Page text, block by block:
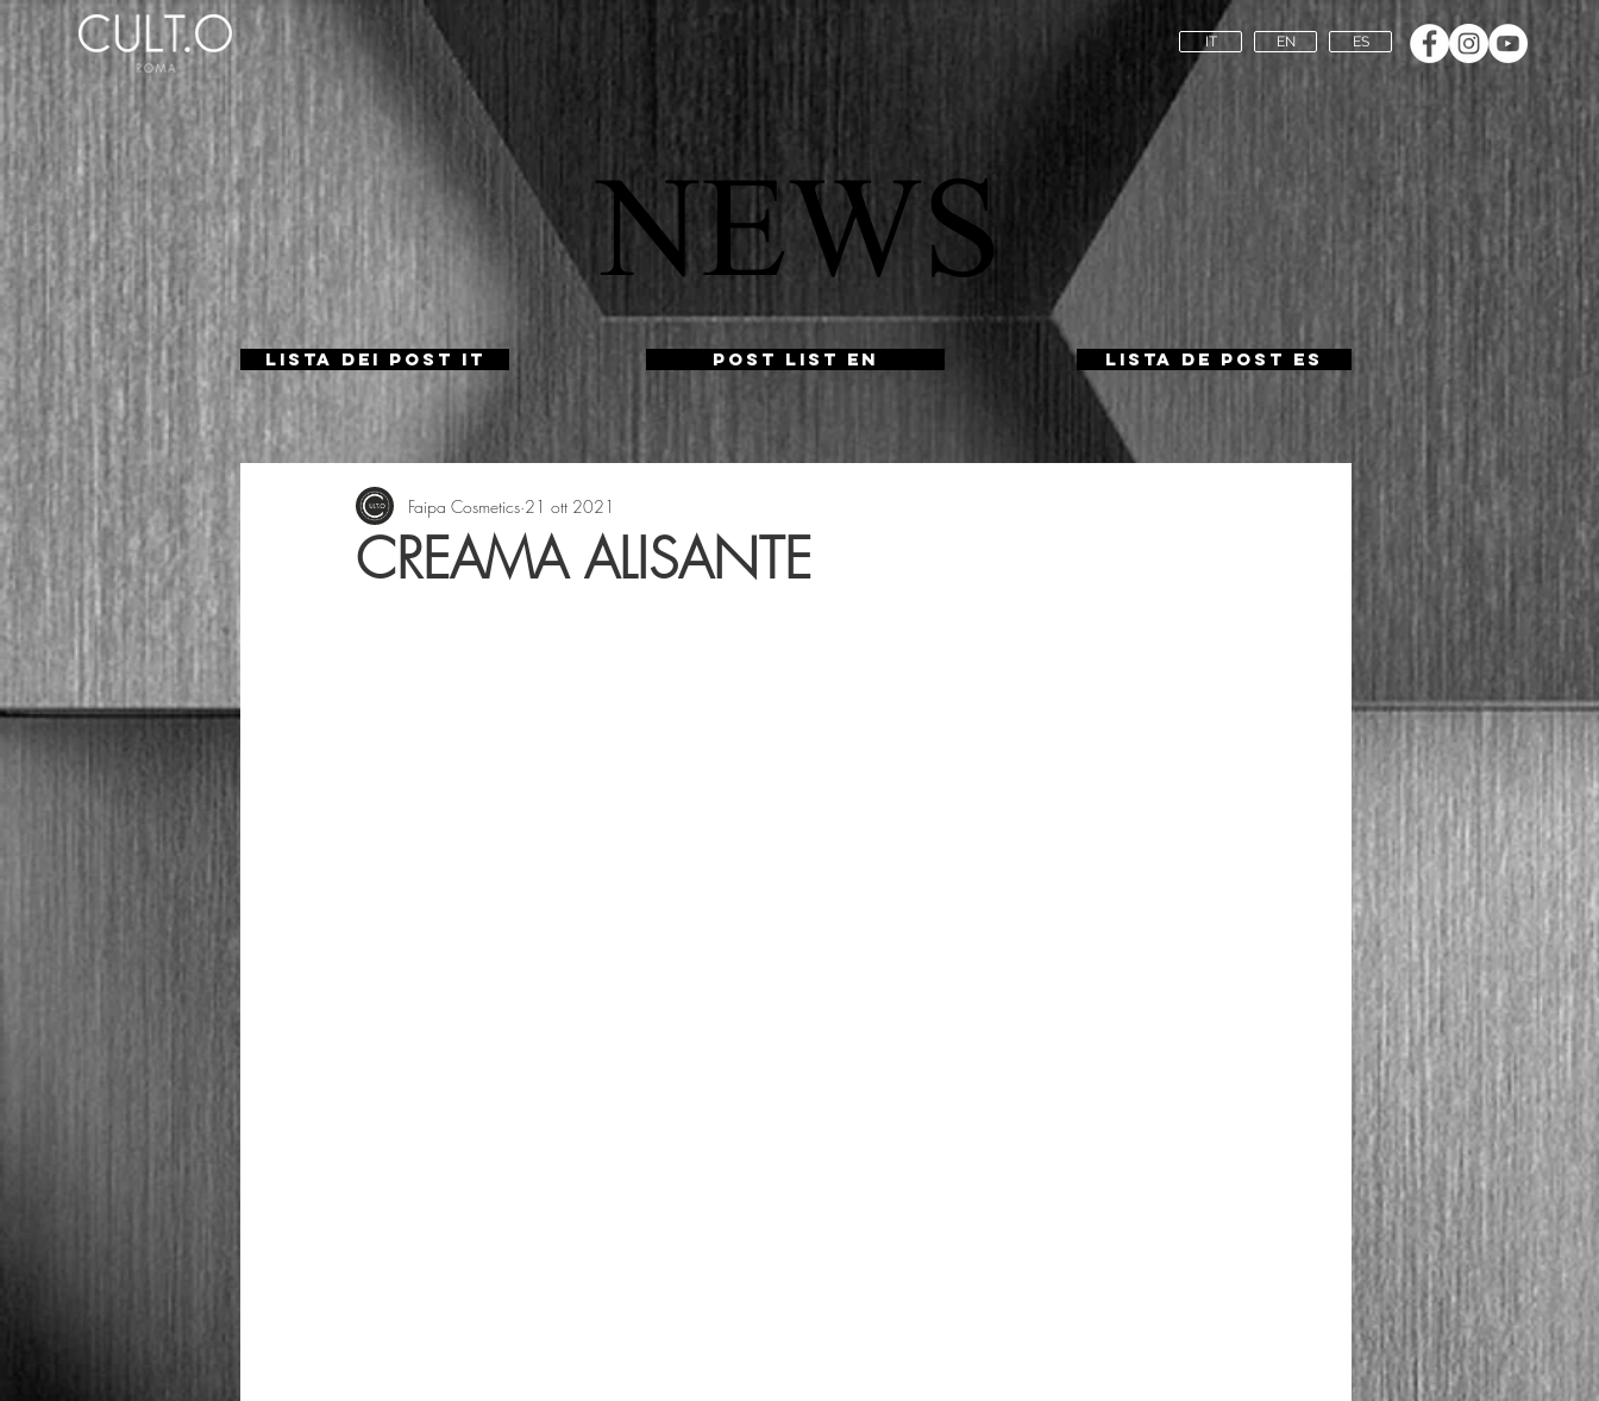
ES
EN
IT
NEWS
Lista dei Post IT Post List EN Lista de Post ES
CREAMA ALISANTE
Faipa Cosmetics 21 ott 2021